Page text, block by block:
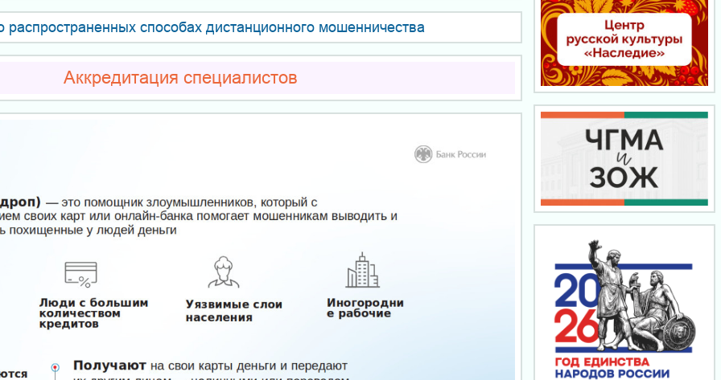
распространенных способах дистанционного мошенничества
Аккредитация специалистов